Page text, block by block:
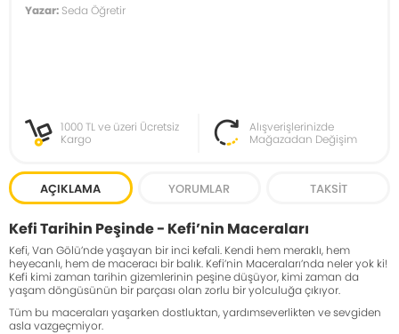
Yazar: Seda Öğretir
1000 TL ve üzeri Ücretsiz
Kargo
Alışverişlerinizde
Mağazadan Değişim
AÇIKLAMA YORUMLAR TAKSIT
Kefi Tarihin Peşinde - Kefi’nin Maceraları
Kefi, Van Gölü’nde yaşayan bir inci kefali. Kendi hem meraklı, hem
heyecanlı, hem de maceracı bir balık. Kefi’nin Maceraları’nda neler yok ki!
Kefi kimi zaman tarihin gizemlerinin peşine düşüyor, kimi zaman da
yaşam döngüsünün bir parçası olan zorlu bir yolculuğa çıkıyor.
Tüm bu maceraları yaşarken dostluktan, yardımseverlikten ve sevgiden
asla vazgeçmiyor.